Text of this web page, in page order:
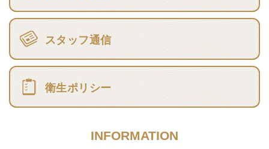
スタッフ通信
衛生ポリシー
INFORMATION